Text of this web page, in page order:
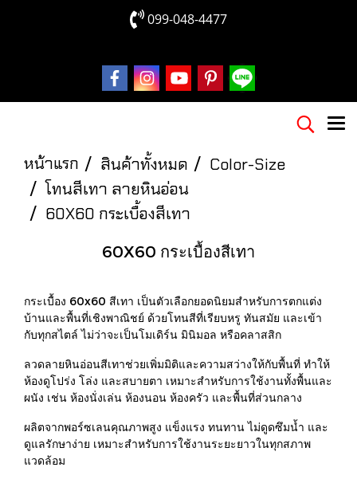
099-048-4477
หน้าแรก สินค้าทั้งหมด
Color-Size
โทนสีเทา ลายหินอ่อน
60X60 กระเบื้องสีเทา
60X60 กระเบื้องสีเทา
กระเบื้อง 60x60 สีเทา เป็นตัวเลือกยอดนิยมสำหรับการตกแต่ง
บ้านและพื้นที่เชิงพาณิชย์ ด้วยโทนสีที่เรียบหรู ทันสมัย และเข้า
กับทุกสไตล์ ไม่ว่าจะเป็นโมเดิร์น มินิมอล หรือคลาสสิก
ลวดลายหินอ่อนสีเทาช่วยเพิ่มมิติและความสว่างให้กับพื้นที่ ทำให้
ห้องดูโปร่ง โล่ง และสบายตา เหมาะสำหรับการใช้งานทั้งพื้นและ
ผนัง เช่น ห้องนั่งเล่น ห้องนอน ห้องครัว และพื้นที่ส่วนกลาง
ผลิตจากพอร์ซเลนคุณภาพสูง แข็งแรง ทนทาน ไม่ดูดซึมน้ำ และ
ดูแลรักษาง่าย เหมาะสำหรับการใช้งานระยะยาวในทุกสภาพ
แวดล้อม